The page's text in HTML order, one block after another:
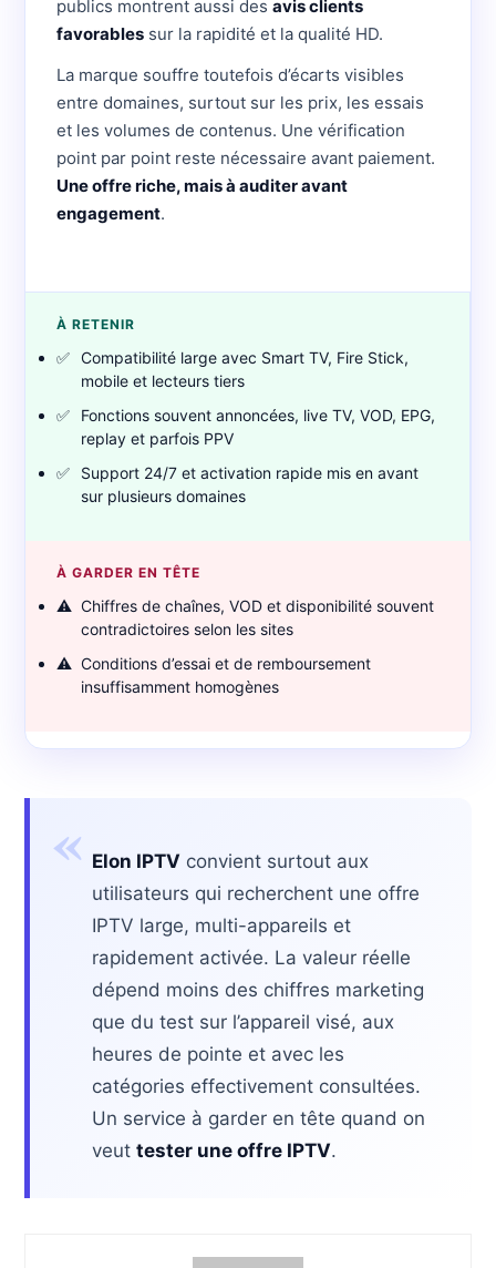
publics montrent aussi desavis clients
favorables sur la rapidité et la qualité HD.
La marque souffre toutefois d’écarts visibles
entre domaines, surtout sur les prix, les essais
et les volumes de contenus. Une vérification
point par point reste nécessaire avant paiement.
Une offre riche, mais à auditer avant
engagement.
À RETENIR
✅
Compatibilité large avec Smart TV, Fire Stick,
mobile et lecteurs tiers
✅
Fonctions souvent annoncées, live TV, VOD, EPG,
replay et parfois PPV
✅
Support 24/7 et activation rapide mis en avant
sur plusieurs domaines
À GARDER EN TÊTE
⚠️ Chiffres de chaînes, VOD et disponibilité souvent
contradictoires selon les sites
⚠️ Conditions d’essai et de remboursement
insuffisamment homogènes
« Elon IPTV convient surtout aux
utilisateurs qui recherchent une offre
IPTV large, multi-appareils et
rapidement activée. La valeur réelle
dépend moins des chiffres marketing
que du test sur l’appareil visé, aux
heures de pointe et avec les
catégories effectivement consultées.
Un service à garder en tête quand on
veuttester une offre IPTV.